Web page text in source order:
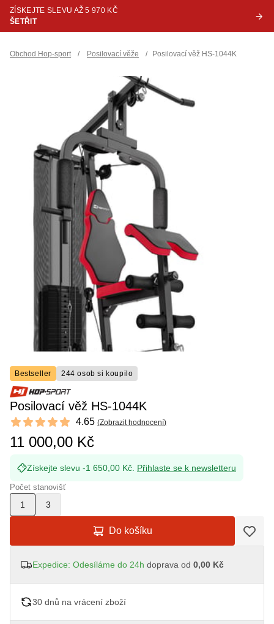
ZÍSKEJTE SLEVU AŽ 5 970 KČ
ŠETŘIT
Obchod Hop-sport / Posilovací věže / Posilovací věž HS-1044K
Bestseller 244 osob si koupilo
Posilovací věž HS-1044K
Reviews
4.65 out of 5 stars 4.65 (Zobrazit hodnocení)
11 000,00 Kč
Získejte slevu -1 650,00 Kč. Přihlaste se k newsletteru
Počet stanovišť
1 3
Do košíku
Expedice: Odesíláme do 24h doprava od 0,00 Kč
30 dnů na vrácení zboží